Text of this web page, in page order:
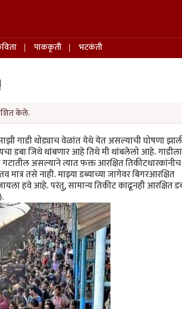
पाककृती
भटकंती
केले.
गाडी थोड्याच वेळांत येथे येत असल्याची घोषणा
डबा जिथे थांबणार आहे तिथे मी थांबलेलो आहे. गाडीला
गटातील असल्याने त्यात फक्त आरक्षित तिकीटधारकांनीच
तसे नाही. माझ्या डब्याच्या जागेवर बिगरआरक्षित
हवे आहे. परंतु, सामान्य तिकीट काढूनही आरक्षित